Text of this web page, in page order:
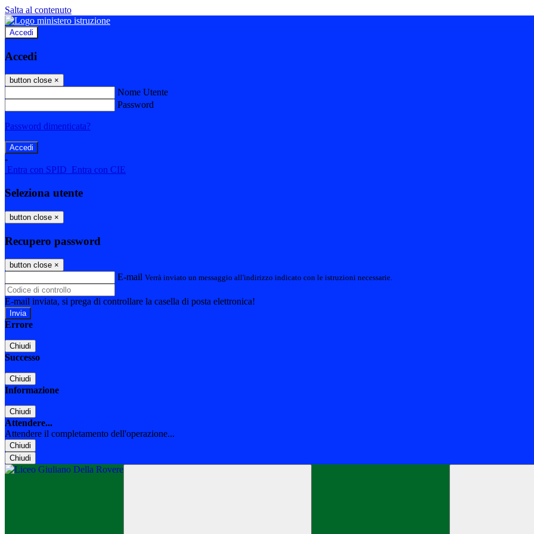
Salta al contenuto
Accedi
Accedi
button close ×
Nome Utente
Password
Password dimenticata?
-
Entra con SPID Entra con CIE
Seleziona utente
button close ×
Recupero password
button close ×
E-mail Verrà inviato un messaggio all'indirizzo indicato con le istruzioni necessarie.
E-mail inviata, si prega di controllare la casella di posta elettronica!
Errore
Chiudi
Successo
Chiudi
Informazione
Chiudi
Attendere...
Attendere il completamento dell'operazione...
Chiudi
Chiudi